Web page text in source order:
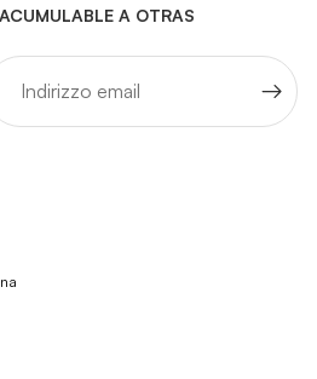
A OTRAS